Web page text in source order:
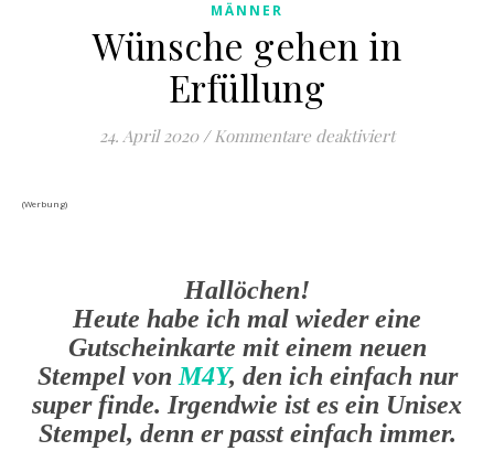
MÄNNER
Wünsche gehen in
Erfüllung
24. April 2020 / Kommentare deaktiviertfür
(Werbung)
Hallöchen!
Heute habe ich mal wieder eine
Gutscheinkarte mit einem neuen
Stempel von M4Y, den ich einfach nur
super finde. Irgendwie ist es ein Unisex
Stempel, denn er passt einfach immer.